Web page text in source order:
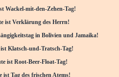
Wackel-mit-den-Zehen-Tag!
ist Verklärung des Herrn!
in Bolivien und Jamaika!
Klatsch-und-Tratsch-Tag!
ist Root-Beer-Float-Tag!
ist Tag des frischen Atems!